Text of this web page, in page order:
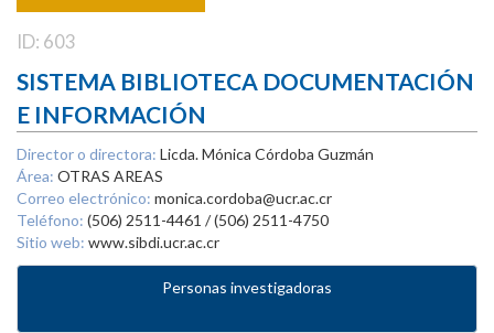
ID: 603
SISTEMA BIBLIOTECA DOCUMENTACIÓN
E INFORMACIÓN
Director o directora: Licda. Mónica Córdoba Guzmán
Área: OTRAS AREAS
Correo electrónico: monica.cordoba@ucr.ac.cr
Teléfono: (506) 2511-4461 / (506) 2511-4750
Sitio web: www.sibdi.ucr.ac.cr
Personas investigadoras